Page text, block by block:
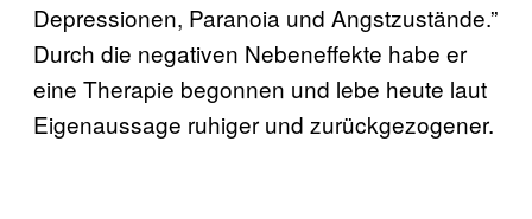
Depressionen, Paranoia und Angstzustände.”
Durch die negativen Nebeneffekte habe er
eine Therapie begonnen und lebe heute laut
Eigenaussage ruhiger und zurückgezogener.